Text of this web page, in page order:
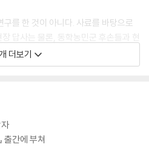
를 한 것이 아니다. 사료를 바탕으로
답사는 물론, 동학농민군 후손들과 현
증했다. 그뿐 아니라 조선 관료들의
훑으며 방대한 자료를 토대로 1894년
과거와 현재의 대화에 중요한 매개
더보기
출간에 부쳐